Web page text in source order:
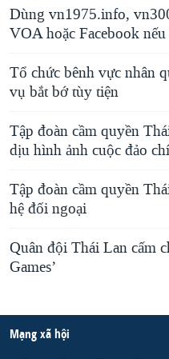
Dùng vn1975.info,
VOA hoặc Facebook
Tổ chức bênh vực nhân
vụ bắt bớ tùy tiện
Tập đoàn cầm quyền
dịu hình ảnh cuộc đảo
Tập đoàn cầm quyền
hệ đối ngoại
Quân đội Thái Lan cấm
Games’
Mạng xã hội